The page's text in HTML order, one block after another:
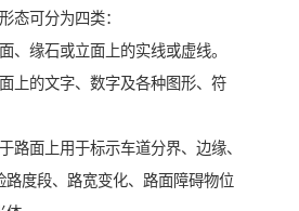
态可分为四类：
、缘石或立面上的实线或虚线。
上的文字、数字及各种图形、符
路面上用于标示车道分界、边缘、
路度段、路宽变化、路面障碍物位